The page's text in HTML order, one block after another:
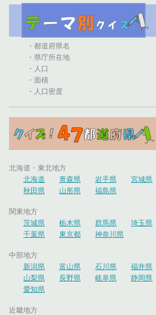
・都道府県名
・県庁所在地
・人口
・面積
・人口密度
北海道・東北地方
北海道
青森県 岩手県
宮城県
秋田県
山形県 福島県
関東地方
茨城県
栃木県 群馬県
埼玉県
千葉県
東京都 神奈川県
中部地方
新潟県
富山県 石川県
福井県
山梨県
長野県 岐阜県
静岡県
愛知県
近畿地方